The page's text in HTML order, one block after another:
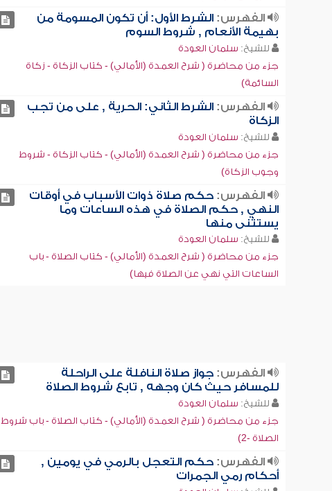
الفهرس:الشرط الأول: أن تكون المسومة من
بهيمة الأنعام , شروط السوم
للشيخ: سلمان العودة
جزء من محاضرة ( شرح العمدة (الأمالي) - كتاب الزكاة - زكاة
السائمة)
الفهرس:الشرط الثاني: الحرية , على من تجب
الزكاة
للشيخ: سلمان العودة
جزء من محاضرة ( شرح العمدة (الأمالي) - كتاب الزكاة - شروط
وجوب الزكاة)
الفهرس:حكم صلاة ذوات الأسباب في أوقات
النهي , حكم الصلاة في هذه الساعات وما
يستثنى منها
للشيخ: سلمان العودة
جزء من محاضرة ( شرح العمدة (الأمالي) - كتاب الصلاة - باب
الساعات التي نهي عن الصلاة فيها)
الفهرس:جواز صلاة النافلة على الراحلة
للمسافر حيث كان وجهه , تابع شروط الصلاة
للشيخ: سلمان العودة
جزء من محاضرة ( شرح العمدة (الأمالي) - كتاب الصلاة - باب شروط
الصلاة -2)
الفهرس:حكم التعجل بالرمي في يومين ,
أحكام رمي الجمرات